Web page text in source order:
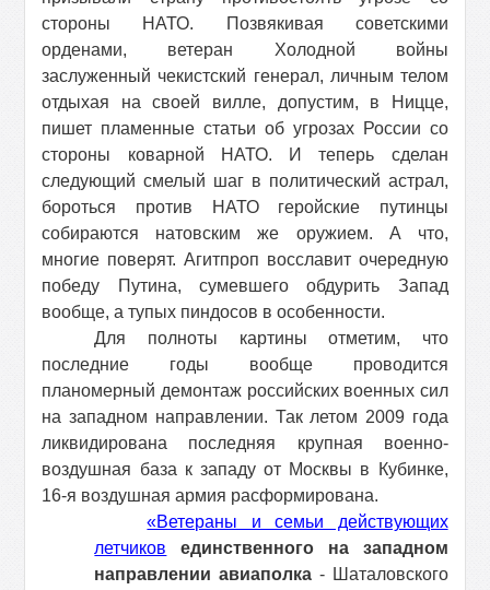
стороны НАТО. Позвякивая советскими
орденами, ветеран Холодной войны
заслуженный чекистский генерал, личным телом
отдыхая на своей вилле, допустим, в Ницце,
пишет пламенные статьи об угрозах России со
стороны коварной НАТО. И теперь сделан
следующий смелый шаг в политический астрал,
бороться против НАТО геройские путинцы
собираются натовским же оружием. А что,
многие поверят. Агитпроп восславит очередную
победу Путина, сумевшего обдурить Запад
вообще, а тупых пиндосов в особенности.
Для полноты картины отметим, что
последние годы вообще проводится
планомерный демонтаж российских военных сил
на западном направлении. Так летом 2009 года
ликвидирована последняя крупная военно-
воздушная база к западу от Москвы в Кубинке,
16-я воздушная армия расформирована.
«Ветераны и семьи действующих
летчиков
единственного на западном
направлении авиаполка - Шаталовского